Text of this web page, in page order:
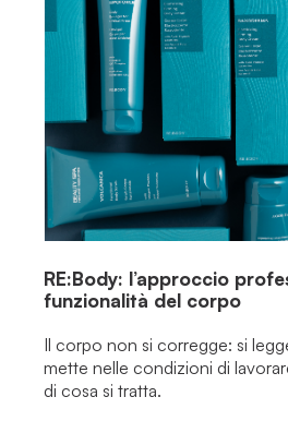
RE:Body: l’approccio
funzionalità del corpo
Il corpo non si corregge: si
mette nelle condizioni di
di cosa si tratta.